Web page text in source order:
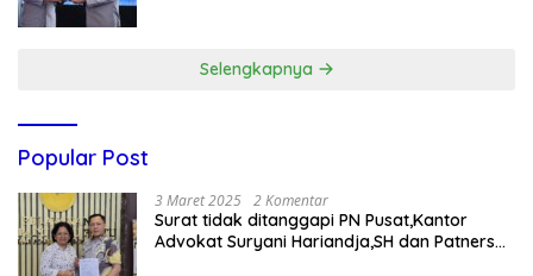
Selengkapnya
Popular Post
3 Maret 2025 2 Komentar
Surat tidak ditanggapi PN Pusat,Kantor
Advokat Suryani Hariandja,SH dan Patners